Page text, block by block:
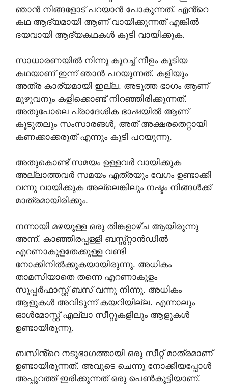
ഞാൻ നിങ്ങളോട് പറയാൻ പോകുന്നത്. എൻ്റെ
കഥ ആദ്യമായി ആണ് വായിക്കുന്നത് എങ്കിൽ
ദയവായി ആദ്യകഥകൾ കൂടി വായിക്കുക.
സാധാരണയിൽ നിന്നു കുറച്ച് നീളം കൂടിയ
കഥയാണ് ഇന്ന് ഞാൻ പറയുന്നത്. കളിയും
അത്ര കാര്യമായി ഇല്ല. അടുത്ത ഭാഗം ആണ്
മുഴുവനും കളിക്കൊണ്ട് നിറഞ്ഞിരിക്കുന്നത്.
അതുപോലെ പ്രാദേശിക ഭാഷയിൽ ആണ്
കൂടുതലും സംസാരങൾ, അത്‌ അക്ഷരതെറ്റായി
കണക്കാക്കരുത് എന്നും കൂടി പറയുന്നു.
അതുകൊണ്ട് സമയം ഉള്ളവർ വായിക്കുക
അല്ലാത്തവർ സമയം എത്രയും വേഗം ഉണ്ടാക്കി
വന്നു വായിക്കുക അല്ലെങ്കിലും നഷ്ടം നിങ്ങൾക്ക്
മാത്രമായിരിക്കും.
നന്നായി മഴയുള്ള ഒരു തിങ്കളാഴ്ച ആയിരുന്നു
അന്ന്. കാഞ്ഞിരപ്പള്ളി ബസ്സ്റ്റാൻഡിൽ
എറണാകുളതേക്കുള്ള വണ്ടി
നോക്കിനിൽക്കുകയായിരുന്നു. അധികം
താമസിയാതെ തന്നെ എറണാകുളം
സൂപ്പർഫാസ്റ്റ് ബസ് വന്നു നിന്നു. അധികം
ആളുകൾ അവിടുന്ന് കയറിയില്ല. എന്നാലും
ഓൾമോസ്റ്റ് എല്ലാ സീറ്റുകളിലും ആളുകൾ
ഉണ്ടായിരുന്നു.
ബസിൻ്റെ നടുഭാഗത്തായി ഒരു സീറ്റ്‌ മാത്രമാണ്
ഉണ്ടായിരുന്നത്. അവുടെ ചെന്നു നോക്കിയപ്പോൾ
അപ്പുറത്ത് ഇരിക്കുന്നത് ഒരു പെൺകുട്ടിയാണ്.